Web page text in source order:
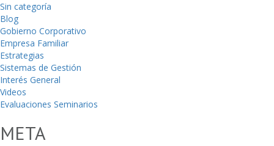
Sin categoría
Blog
Gobierno Corporativo
Empresa Familiar
Estrategias
Sistemas de Gestión
Interés General
Videos
Evaluaciones Seminarios
META